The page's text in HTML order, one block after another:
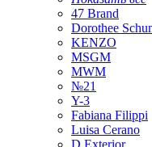
47 Brand
Dorothee
KENZO
MSGM
MWM
№21
Y-3
Fabiana Filippi
Luisa Cerano